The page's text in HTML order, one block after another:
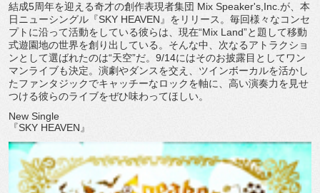
結成5周年を迎える奇才の創作表現者集団 Mix Speaker's,Inc.が、本
日ニューシングル『SKY HEAVEN』をリリース。毎回様々なコンセ
プトに沿って活動をしている彼らは、現在“Mix Land”と題して移動
式遊園地の世界を創り出している。そんな中、次なるアトラクショ
ンとして選ばれたのは“天空”だ。9/14にはそのお披露目としてワン
マンライブも決定。演劇やダンスを交え、ツインボーカルを活かし
たファンタジックでキャッチーなロックを軸に、高い演奏力を見せ
つける彼らのライブをぜひ味わってほしい。
New Single
『SKY HEAVEN』